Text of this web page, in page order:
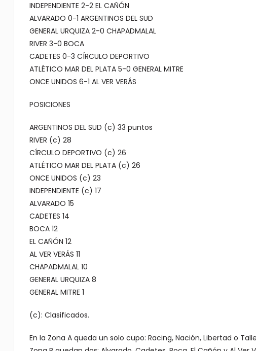
INDEPENDIENTE 2-2 EL CAÑÓN
ALVARADO 0-1 ARGENTINOS DEL SUD
GENERAL URQUIZA 2-0 CHAPADMALAL
RIVER 3-0 BOCA
CADETES 0-3 CÍRCULO DEPORTIVO
ATLÉTICO MAR DEL PLATA 5-0 GENERAL MITRE
ONCE UNIDOS 6-1 AL VER VERÁS
POSICIONES
ARGENTINOS DEL SUD (c) 33 puntos
RIVER (c) 28
CÍRCULO DEPORTIVO (c) 26
ATLÉTICO MAR DEL PLATA (c) 26
ONCE UNIDOS (c) 23
INDEPENDIENTE (c) 17
ALVARADO 15
CADETES 14
BOCA 12
EL CAÑÓN 12
AL VER VERÁS 11
CHAPADMALAL 10
GENERAL URQUIZA 8
GENERAL MITRE 1
(c): Clasificados.
En la Zona A queda un solo cupo: Racing, Nación, Libertad o